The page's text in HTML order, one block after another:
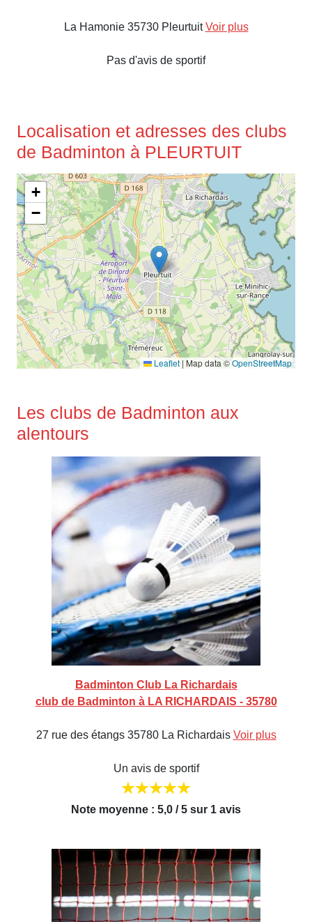
La Hamonie 35730 PleurtuitVoir plus
Pas d'avis de sportif
Localisation et adresses des clubs
de Badminton à PLEURTUIT
+
−
Leaflet | Map data ©OpenStreetMap
Les clubs de Badminton aux
alentours
Badminton Club La Richardais
club de Badminton à LA RICHARDAIS - 35780
27 rue des étangs 35780 La Richardais Voir plus
Un avis de sportif
Note moyenne : 5,0 / 5 sur 1 avis